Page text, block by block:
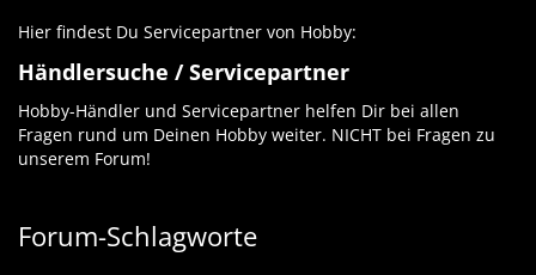
Hier findest Du Servicepartner von Hobby:
Händlersuche / Servicepartner
Hobby-Händler und Servicepartner helfen Dir bei allen
Fragen rund um Deinen Hobby weiter. NICHT bei Fragen zu
unserem Forum!
Forum-Schlagworte